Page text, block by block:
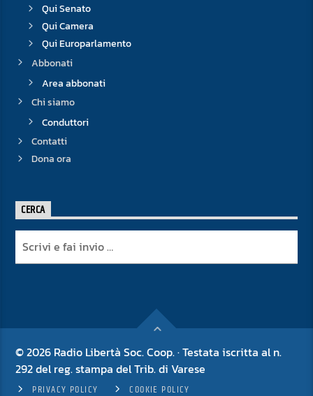
Qui Senato
Qui Camera
Qui Europarlamento
Abbonati
Area abbonati
Chi siamo
Conduttori
Contatti
Dona ora
CERCA
© 2026 Radio Libertà Soc. Coop. · Testata iscritta al n.
292 del reg. stampa del Trib. di Varese
PRIVACY POLICY COOKIE POLICY